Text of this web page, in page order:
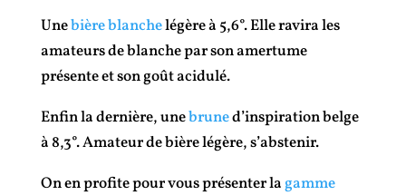
Unebière blanchelégère à 5,6°. Elle ravira les
amateurs de blanche par son amertume
présente et son goût acidulé.
Enfin la dernière, unebruned’inspiration belge
à 8,3°. Amateur de bière légère, s’abstenir.
On en profite pour vous présenter lagamme